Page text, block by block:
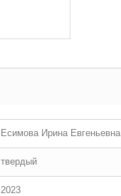
Есимова Ирина Евгеньевна
твердый
2023